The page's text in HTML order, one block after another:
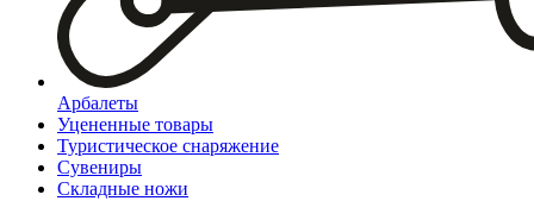
Арбалеты
Уцененные товары
Туристическое снаряжение
Сувениры
Складные ножи